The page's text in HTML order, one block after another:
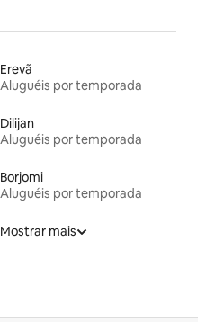
Erevã
Aluguéis por temporada
Dilijan
Aluguéis por temporada
Borjomi
Aluguéis por temporada
Mostrar mais